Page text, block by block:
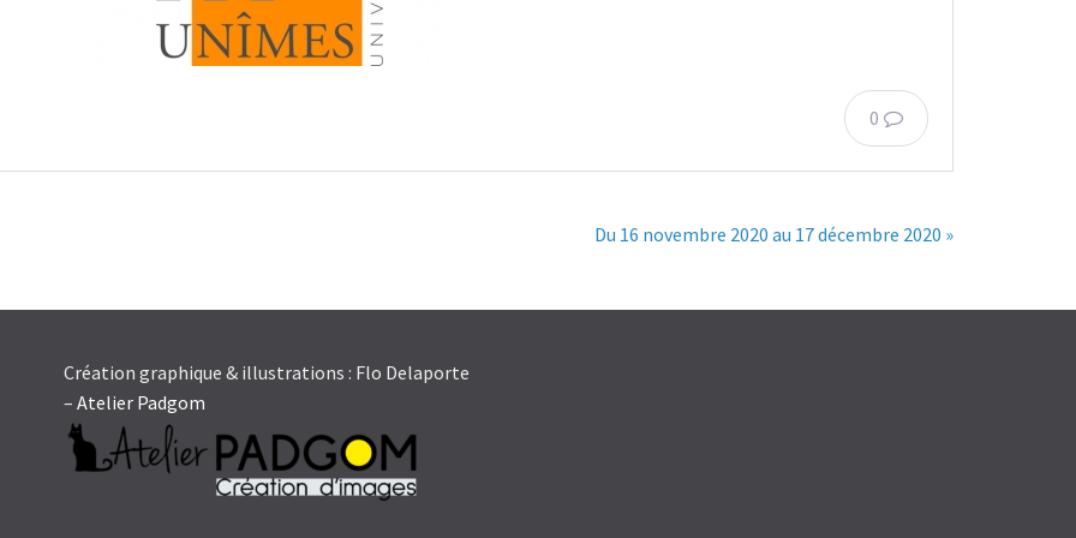
0
Du 16 novembre 2020 au 17 décembre 2020 »
Création graphique & illustrations : Flo Delaporte
– Atelier Padgom